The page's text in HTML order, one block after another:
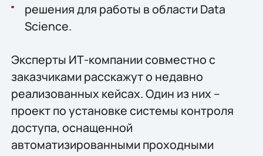
решения для работы в области Data
Science.
Эксперты ИТ-компании совместно с
заказчиками расскажут о недавно
реализованных кейсах. Один из них –
проект по установке системы контроля
доступа, оснащенной
автоматизированными проходными